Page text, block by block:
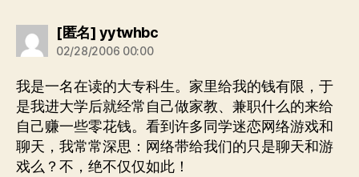
[匿名] yytwhbc说：
02/28/2006 00:00
我是一名在读的大专科生。家里给我的钱有限，于
是我进大学后就经常自己做家教、兼职什么的来给
自己赚一些零花钱。看到许多同学迷恋网络游戏和
聊天，我常常深思：网络带给我们的只是聊天和游
戏么？不，绝不仅仅如此！